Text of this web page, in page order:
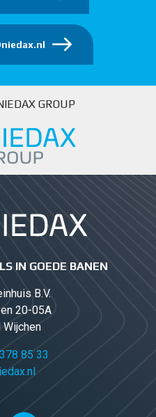
GROUP
IN GOEDE BANEN
B.V.
20-05A
85 33